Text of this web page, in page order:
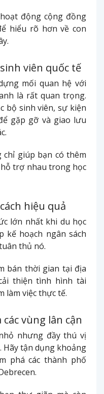
động cộng đồng
hiểu rõ hơn về con
viên quốc tế
mối quan hệ với
là rất quan trọng.
bộ sinh viên, sự kiện
gặp gỡ và giao lưu
giúp bạn có thêm
trợ nhau trong học
hiệu quả
lớn nhất khi du học
kế hoạch ngân sách
thủ nó.
bán thời gian tại địa
thiện tình hình tài
làm việc thực tế.
vùng lân cận
nhưng đầy thú vị
Hãy tận dụng khoảng
phá các thành phố